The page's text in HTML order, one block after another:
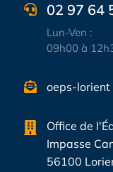
02 97 64
Lun-Ven :
09h00 à
oeps-
Office de
Impasse
56100